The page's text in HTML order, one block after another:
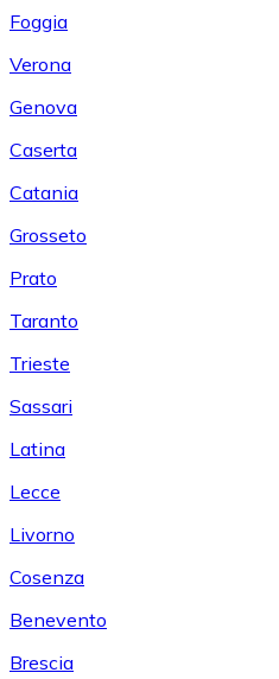
Foggia
Verona
Genova
Caserta
Catania
Grosseto
Prato
Taranto
Trieste
Sassari
Latina
Lecce
Livorno
Cosenza
Benevento
Brescia